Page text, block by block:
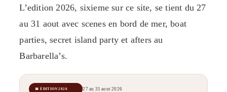
L’edition 2026, sixieme sur ce site, se tient du 27
au 31 aout avec scenes en bord de mer, boat
parties, secret island party et afters au
Barbarella’s.
📅 ÉDITION 2026 27 au 31 aout 2026